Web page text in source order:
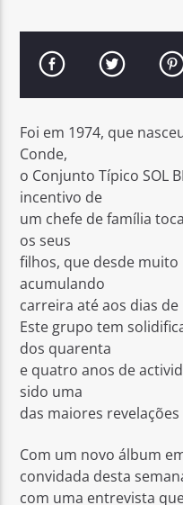
97.1FM E 107.8 FM
Rádio No ar
Foi em 1974, que
Conde,
o Conjunto Típico SOL
incentivo de
um chefe de família
os seus
filhos, que desde
acumulando
carreira até aos dias de
Este grupo tem
dos quarenta
e quatro anos de
sido uma
das maiores
Com um novo álbum
convidada desta
com uma entrevista